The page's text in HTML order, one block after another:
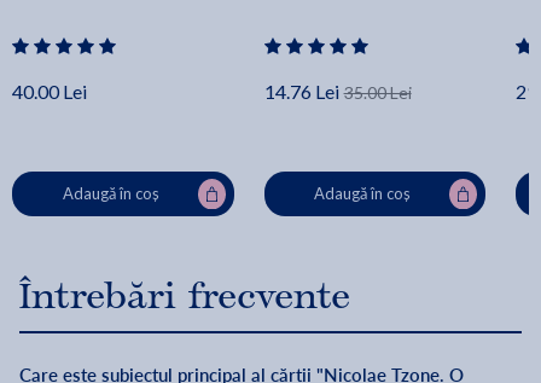
40.00 Lei
Adaugă în coș
14.76 Lei 35.00 Lei
Adaugă în coș
Întrebări frecvente
Care este subiectul principal al cărții "Nicolae Tzone. O